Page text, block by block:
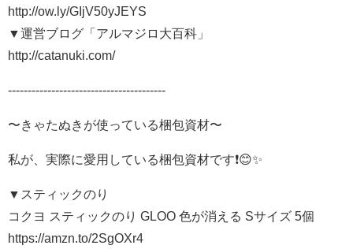
http://ow.ly/GIjV50yJEYS
▼運営ブログ「アルマジロ大百科」
http://catanuki.com/
----------------------------------------
〜きゃたぬきが使っている梱包資材〜
私が、実際に愛用している梱包資材です❗️😊✨
▼スティックのり
コクヨ スティックのり GLOO 色が消える Sサイズ 5個
https://amzn.to/2SgOXr4